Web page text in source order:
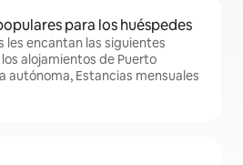
para los huéspedes
les encantan las siguientes
alojamientos de Puerto
autónoma, Estancias mensuales